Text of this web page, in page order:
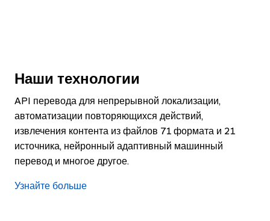
Наши технологии
API перевода для непрерывной локализации,
автоматизации повторяющихся действий,
извлечения контента из файлов 71 формата и 21
источника, нейронный адаптивный машинный
перевод и многое другое.
Узнайте больше